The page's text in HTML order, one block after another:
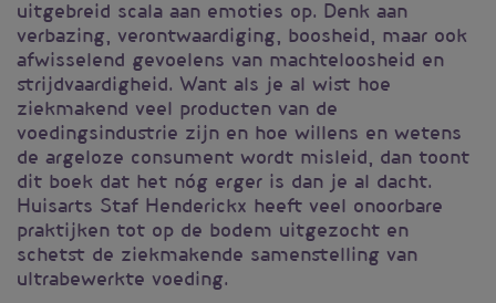
uitgebreid scala aan emoties op. Denk aan
verbazing, verontwaardiging, boosheid, maar ook
afwisselend gevoelens van machteloosheid en
strijdvaardigheid. Want als je al wist hoe
ziekmakend veel producten van de
voedingsindustrie zijn en hoe willens en wetens
de argeloze consument wordt misleid, dan toont
dit boek dat het nóg erger is dan je al dacht.
Huisarts Staf Henderickx heeft veel onoorbare
praktijken tot op de bodem uitgezocht en
schetst de ziekmakende samenstelling van
ultrabewerkte voeding.